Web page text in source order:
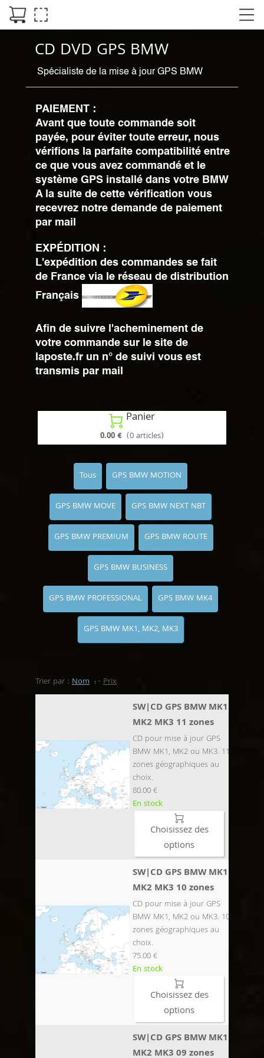
CD DVD GPS BMW
Spécialiste de la mise à jour GPS BMW
PAIEMENT :
Avant que toute commande soit
payée, pour éviter toute erreur, nous
vérifions la parfaite compatibilité entre
ce que vous avez commandé et le
système GPS installé dans votre BMW
A la suite de cette vérification vous
recevrez notre demande de paiement
par mail
EXPÉDITION :
L'expédition des commandes se fait
de France via le réseau de distribution
Français
Afin de suivre l'acheminement de
votre commande sur le site de
laposte.fr un n° de suivi vous est
transmis par mail
 Panier
0.00 € (0 articles)
Tous GPS BMW MOTION
GPS BMW MOVE GPS BMW NEXT NBT
GPS BMW PREMIUM GPS BMW ROUTE
GPS BMW BUSINESS
GPS BMW PROFESSIONAL GPS BMW MK4
GPS BMW MK1, MK2, MK3
Trier par : Nom - Prix
SW|CD GPS BMW MK1
MK2 MK3 11 zones
CD pour mise à jour GPS
BMW MK1, MK2 ou MK3. 11
zones géographiques au
choix.
80.00 €
En stock

Choisissez des
options
SW|CD GPS BMW MK1
MK2 MK3 10 zones
CD pour mise à jour GPS
BMW MK1, MK2 ou MK3. 10
zones géographiques au
choix.
75.00 €
En stock

Choisissez des
options
SW|CD GPS BMW MK1
MK2 MK3 09 zones